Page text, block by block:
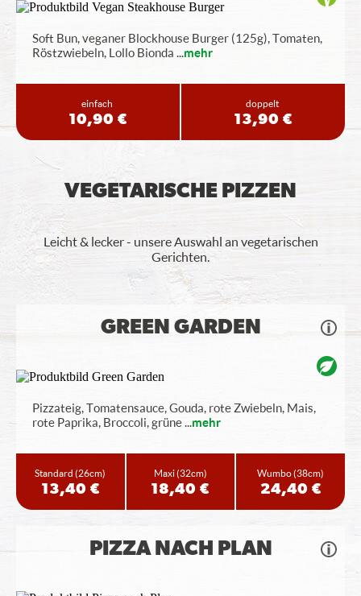
Soft Bun, veganer Blockhouse Burger (125g), Tomaten,
Röstzwiebeln, Lollo Bionda ...mehr
einfach
10,90 €
doppelt
13,90 €
VEGETARISCHE PIZZEN
Leicht & lecker - unsere Auswahl an vegetarischen
Gerichten.
GREEN GARDEN
Pizzateig, Tomatensauce, Gouda, rote Zwiebeln, Mais,
rote Paprika, Broccoli, grüne...mehr
Standard(26cm)
13,40 €
Maxi(32cm)
18,40 €
Wumbo(38cm)
24,40 €
PIZZA NACH PLAN